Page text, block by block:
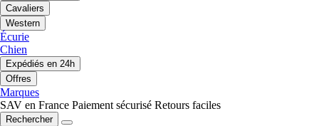
Cavaliers
Western
Écurie
Chien
Expédiés en 24h
Offres
Marques
SAV en France Paiement sécurisé Retours faciles
Rechercher